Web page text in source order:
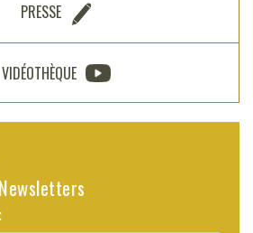
PRESSE
VIDÉOTHÈQUE